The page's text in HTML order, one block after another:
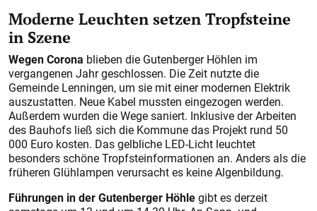
Moderne Leuchten setzen Tropfsteine
in Szene
Wegen Corona blieben die Gutenberger Höhlen im
vergangenen Jahr geschlossen. Die Zeit nutzte die
Gemeinde Lenningen, um sie mit einer modernen Elektrik
auszustatten. Neue Kabel mussten eingezogen werden.
Außerdem wurden die Wege saniert. Inklusive der Arbeiten
des Bauhofs ließ sich die Kommune das Projekt rund 50
000 Euro kosten. Das gelbliche LED-Licht leuchtet
besonders schöne Tropfsteinformationen an. Anders als die
früheren Glühlampen verursacht es keine Algenbildung.
Führungen in der Gutenberger Höhlegibt es derzeit